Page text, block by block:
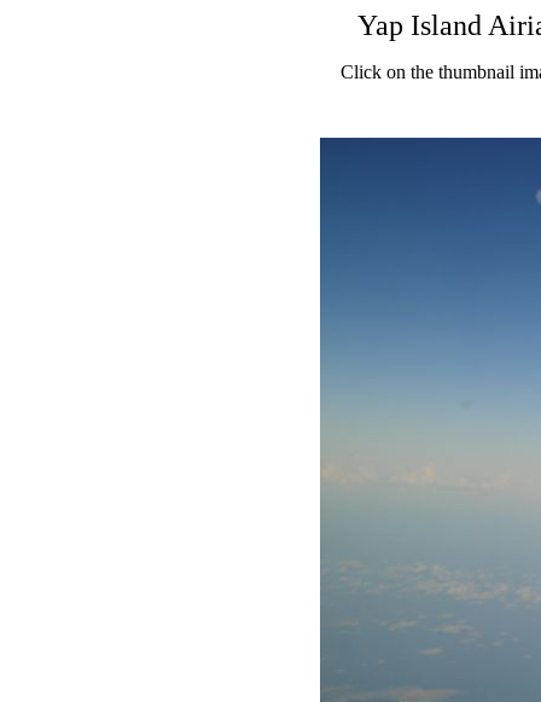
Yap Island
Click on the thumbnail